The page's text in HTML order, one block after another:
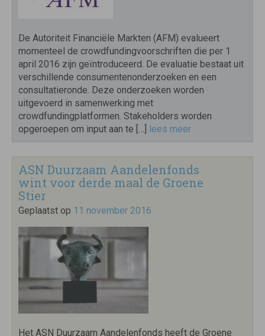
De Autoriteit Financiële Markten (AFM) evalueert
momenteel de crowdfundingvoorschriften die per 1
april 2016 zijn geïntroduceerd. De evaluatie bestaat uit
verschillende consumentenonderzoeken en een
consultatieronde. Deze onderzoeken worden
uitgevoerd in samenwerking met
crowdfundingplatformen. Stakeholders worden
opgeroepen om input aan te […] lees meer
ASN Duurzaam Aandelenfonds
wint voor derde maal de Groene
Stier
Geplaatst op 11 november 2016
Het ASN Duurzaam Aandelenfonds heeft de Groene